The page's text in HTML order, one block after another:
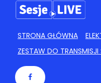
STRONA GŁÓWNA
ZESTAW DO TRANSMISJI